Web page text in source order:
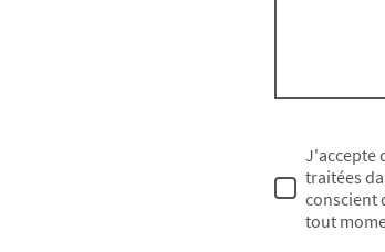
J'accepte
traitées
conscient
tout